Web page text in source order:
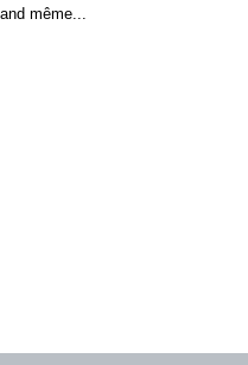
même...